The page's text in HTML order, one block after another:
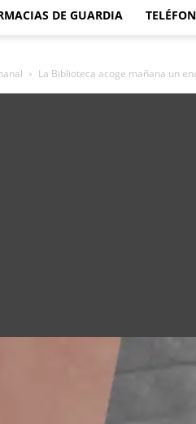
DE GUARDIA
La Biblioteca acoge mañana un